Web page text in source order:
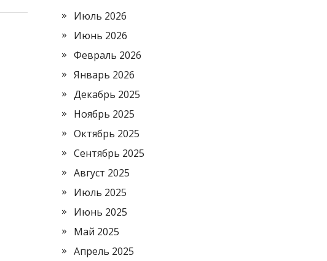
Июль 2026
Июнь 2026
Февраль 2026
Январь 2026
Декабрь 2025
Ноябрь 2025
Октябрь 2025
Сентябрь 2025
Август 2025
Июль 2025
Июнь 2025
Май 2025
Апрель 2025